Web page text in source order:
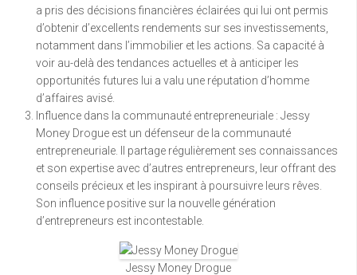
a pris des décisions financières éclairées qui lui ont permis
d’obtenir d’excellents rendements sur ses investissements,
notamment dans l’immobilier et les actions. Sa capacité à
voir au-delà des tendances actuelles et à anticiper les
opportunités futures lui a valu une réputation d’homme
d’affaires avisé.
Influence dans la communauté entrepreneuriale : Jessy
Money Drogue est un défenseur de la communauté
entrepreneuriale. Il partage régulièrement ses connaissances
et son expertise avec d’autres entrepreneurs, leur offrant des
conseils précieux et les inspirant à poursuivre leurs rêves.
Son influence positive sur la nouvelle génération
d’entrepreneurs est incontestable.
Jessy Money Drogue